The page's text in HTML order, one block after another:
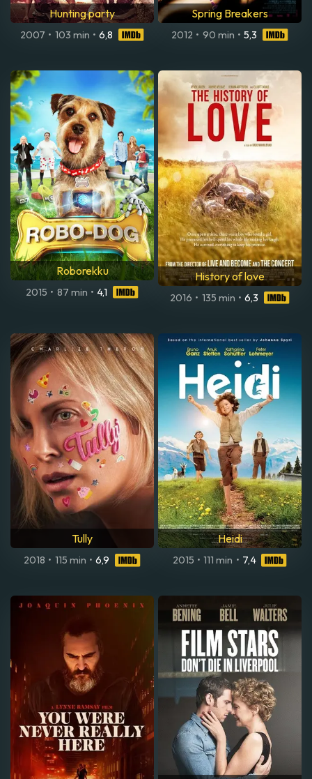
Hunting party
2007 • 103 min • 6,8
Spring Breakers
2012 • 90 min • 5,3
Roborekku
2015 • 87 min • 4,1
History of love
2016 • 135 min • 6,3
Tully
2018 • 115 min • 6,9
Heidi
2015 • 111 min • 7,4